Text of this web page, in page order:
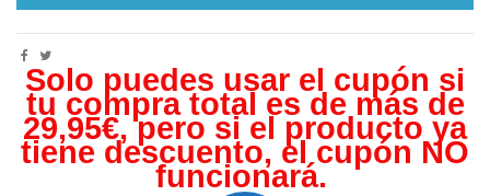
Solo puedes usar el cupón si
tu compra total es de más de
29,95€, pero si el producto ya
tiene descuento, el cupón NO
funcionará.